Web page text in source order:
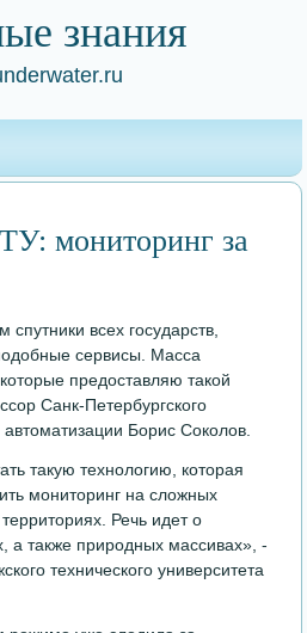
знания
мониторинг за
всех государств,
сервисы. Масса
предоставляю такой
Санк-Петербургского
Борис Соколов.
такую технологию, которая
мониторинг на сложных
Речь идет о
а также природных массивах», -
технического университета